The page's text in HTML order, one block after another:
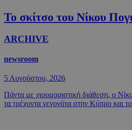
Το σκίτσο του Νίκου
ARCHIVE
newsroom
5 Αυγούστου, 2026
Πάντα με χιουμοριστική διάθεση, ο
τα τρέχοντα γεγονότα στην Κύπρο και